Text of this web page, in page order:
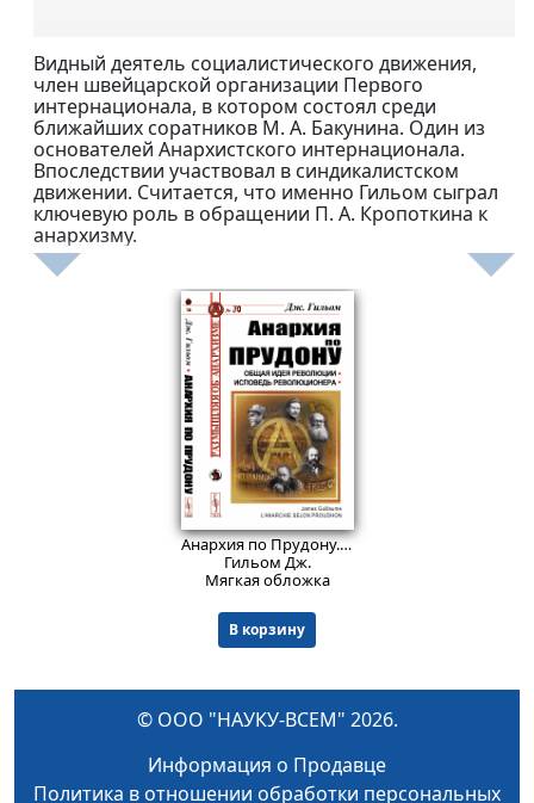
Видный деятель социалистического движения,
член швейцарской организации Первого
интернационала, в котором состоял среди
ближайших соратников М. А. Бакунина. Один из
основателей Анархистского интернационала.
Впоследствии участвовал в синдикалистском
движении. Считается, что именно Гильом сыграл
ключевую роль в обращении П. А. Кропоткина к
анархизму.
708₽
Анархия по Прудону. Пер. с фр.
Гильом Дж.
Мягкая обложка
В корзину
© ООО "НАУКУ-ВСЕМ" 2026.
Информация о Продавце
Политика в отношении обработки персональных